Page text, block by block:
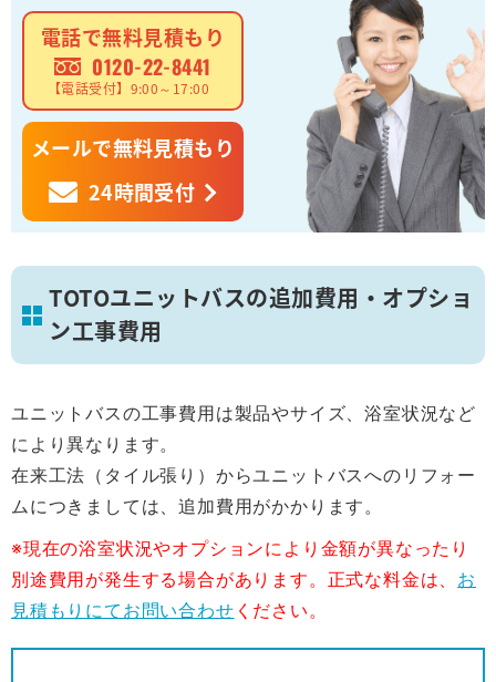
電話で無料見積もり
0120-22-8441
【電話受付】9:00～17:00
メールで無料見積もり
24時間受付
TOTOユニットバスの追加費用・オプショ
ン工事費用
ユニットバスの工事費用は製品やサイズ、浴室状況など
により異なります。
在来工法（タイル張り）からユニットバスへのリフォー
ムにつきましては、追加費用がかかります。
※現在の浴室状況やオプションにより金額が異なったり
別途費用が発生する場合があります。正式な料金は、 お
見積もりにてお問い合わせ ください。